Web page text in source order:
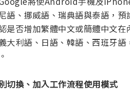
語、挪威語、瑞典語與泰語，
是否增加繁體中文或簡體中文
大利語、日語、韓語、西班牙
切換、加入工作流程使用模式